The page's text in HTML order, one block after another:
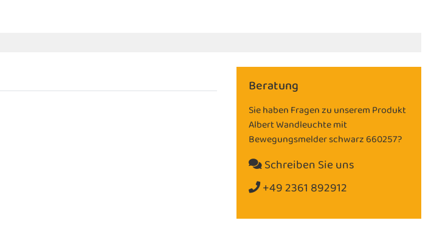
Beratung
Sie haben Fragen zu unserem Produkt
Albert Wandleuchte mit
Bewegungsmelder schwarz 660257?
Schreiben Sie uns
+49 2361 892912